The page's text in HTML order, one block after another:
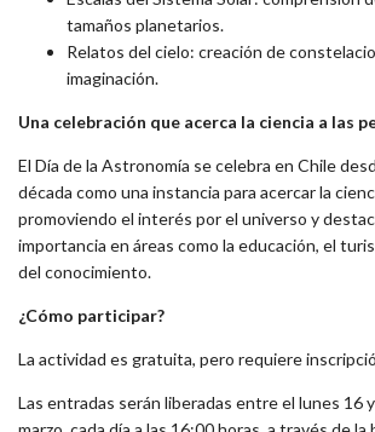
tamaños planetarios.
Relatos del cielo: creación de
imaginación.
Una celebración que acerca la ciencia a las
El Día de la Astronomía se celebra en Chile
década como una instancia para acercar la
promoviendo el interés por el universo y
importancia en áreas como la educación, el
del conocimiento.
¿Cómo participar?
La actividad es gratuita, pero requiere
Las entradas serán liberadas entre el lunes 16